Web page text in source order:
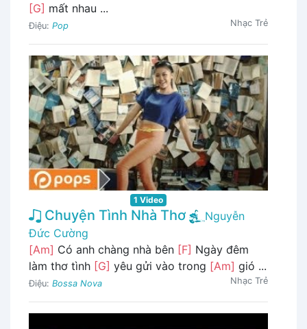
[G] mất nhau ...
Điệu: Pop Nhạc Trẻ
1 Video
Chuyện Tình Nhà Thơ
Nguyễn
Đức Cường
[Am] Có anh chàng nhà bên [F] Ngày đêm
làm thơ tình [G] yêu gửi vào trong [Am] gió ...
Điệu: Bossa Nova Nhạc Trẻ